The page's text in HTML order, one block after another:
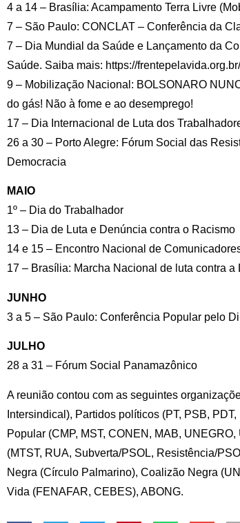
4 a 14 – Brasília: Acampamento Terra Livre
7 – São Paulo: CONCLAT – Conferência da
7 – Dia Mundial da Saúde e Lançamento da
Saúde. Saiba mais: https://frentepelavida.org.br/
9 – Mobilização Nacional: BOLSONARO
do gás! Não à fome e ao desemprego!
17 – Dia Internacional de Luta dos
26 a 30 – Porto Alegre: Fórum Social das
Democracia
MAIO
1º – Dia do Trabalhador
13 – Dia de Luta e Denúncia contra o Racismo
14 e 15 – Encontro Nacional de
17 – Brasília: Marcha Nacional de luta contra a
JUNHO
3 a 5 – São Paulo: Conferência Popular pelo
JULHO
28 a 31 – Fórum Social Panamazônico
A reunião contou com as seguintes
Intersindical), Partidos políticos (PT, PSB,
Popular (CMP, MST, CONEN, MAB,
(MTST, RUA, Subverta/PSOL, Resistência/
Negra (Círculo Palmarino), Coalizão Negra
Vida (FENAFAR, CEBES), ABONG.